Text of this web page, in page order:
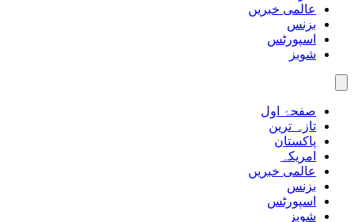
عالمی خبریں
بزنس
اسپورٹس
شوبز
صفحۂ اول
تازہ ترین
پاکستان
امریکہ
عالمی خبریں
بزنس
اسپورٹس
شوبز